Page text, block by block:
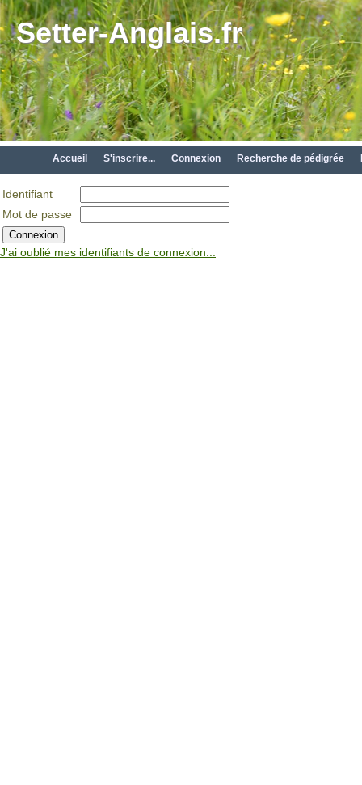
Setter-Anglais.fr
Accueil S'inscrire... Connexion Recherche de pédigrée
Identifiant
Mot de passe
J'ai oublié mes identifiants de connexion...